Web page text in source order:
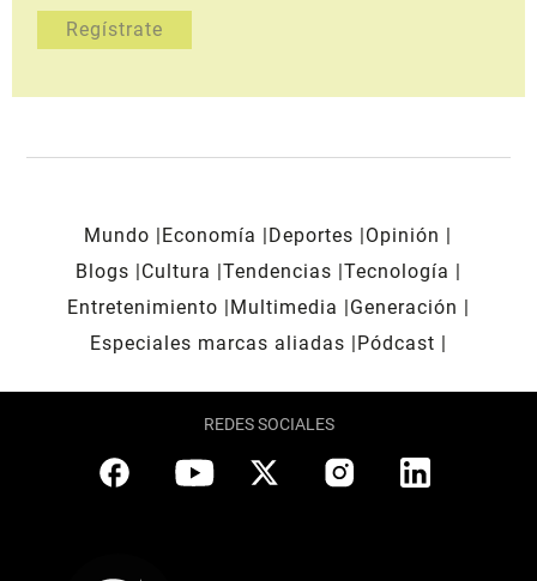
Mundo Economía Deportes
Opinión
Blogs
Cultura Tendencias Tecnología
Entretenimiento
Multimedia
Generación
Especiales marcas aliadas
Pódcast
REDES SOCIALES